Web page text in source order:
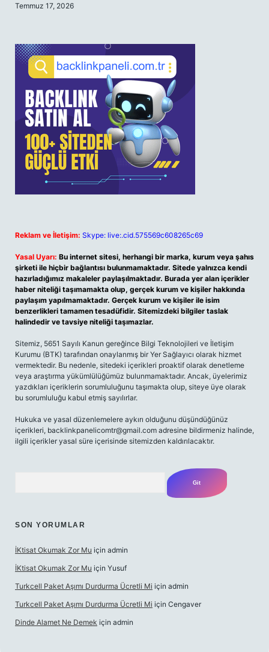
Temmuz 17, 2026
Reklam ve İletişim: Skype: live:.cid.575569c608265c69
Yasal Uyarı: Bu internet sitesi, herhangi bir marka, kurum veya şahıs
şirketi ile hiçbir bağlantısı bulunmamaktadır. Sitede yalnızca kendi
hazırladığımız makaleler paylaşılmaktadır. Burada yer alan içerikler
haber niteliği taşımamakta olup, gerçek kurum ve kişiler hakkında
paylaşım yapılmamaktadır. Gerçek kurum ve kişiler ile isim
benzerlikleri tamamen tesadüfidir. Sitemizdeki bilgiler taslak
halindedir ve tavsiye niteliği taşımazlar.
Sitemiz, 5651 Sayılı Kanun gereğince Bilgi Teknolojileri ve İletişim
Kurumu (BTK) tarafından onaylanmış bir Yer Sağlayıcı olarak hizmet
vermektedir. Bu nedenle, sitedeki içerikleri proaktif olarak denetleme
veya araştırma yükümlülüğümüz bulunmamaktadır. Ancak, üyelerimiz
yazdıkları içeriklerin sorumluluğunu taşımakta olup, siteye üye olarak
bu sorumluluğu kabul etmiş sayılırlar.
Hukuka ve yasal düzenlemelere aykırı olduğunu düşündüğünüz
içerikleri, backlinkpanelicomtr@gmail.com adresine bildirmeniz halinde,
ilgili içerikler yasal süre içerisinde sitemizden kaldırılacaktır.
SON YORUMLAR
İKtisat Okumak Zor Mu için admin
İKtisat Okumak Zor Mu için Yusuf
Turkcell Paket Aşımı Durdurma Ücretli Mi için admin
Turkcell Paket Aşımı Durdurma Ücretli Mi için Cengaver
Dinde Alamet Ne Demek için admin